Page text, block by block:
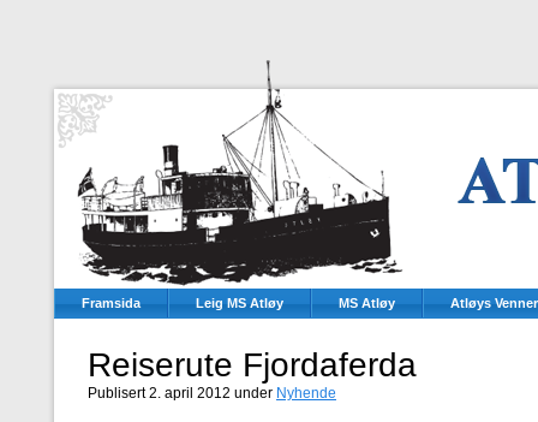
Framsida Leig MS Atløy MS Atløy Atløys Venner
Reiserute Fjordaferda
Publisert 2. april 2012 under Nyhende